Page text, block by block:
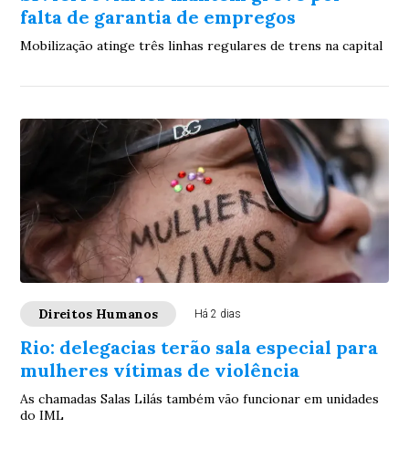
falta de garantia de empregos
Mobilização atinge três linhas regulares de trens na capital
Direitos Humanos Há 2 dias
Rio: delegacias terão sala especial para
mulheres vítimas de violência
As chamadas Salas Lilás também vão funcionar em unidades
do IML